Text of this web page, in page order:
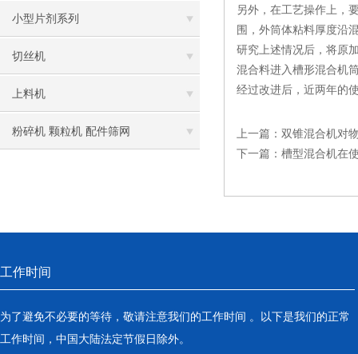
小型片剂系列
切丝机
上料机
粉碎机 颗粒机 配件筛网
另外，在工艺操作上，
围，外筒体粘料厚度沿
研究上述情况后，将原
混合料进入槽形混合机
经过改进后，近两年的
上一篇： 双锥混合机对
下一篇： 槽型混合机在
工作时间
为了避免不必要的等待，敬请注意我们的工作时间 。以下是我们的正常
工作时间，中国大陆法定节假日除外。